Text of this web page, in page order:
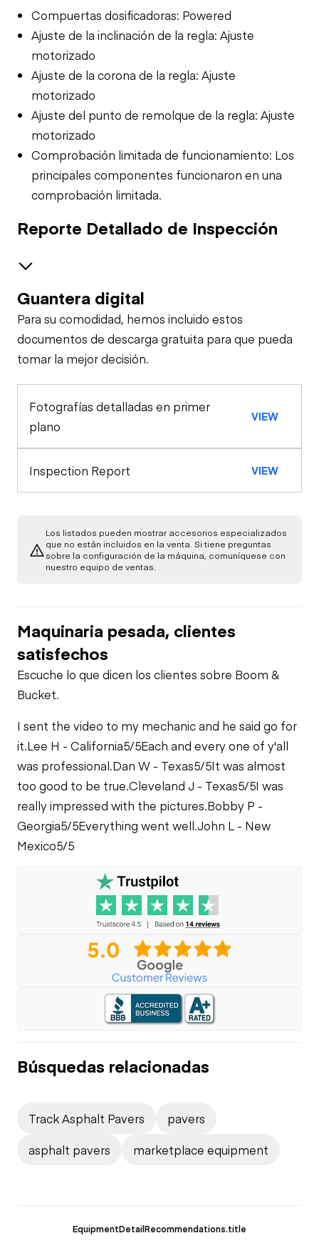
Compuertas dosificadoras: Powered
Ajuste de la inclinación de la regla: Ajuste
motorizado
Ajuste de la corona de la regla: Ajuste
motorizado
Ajuste del punto de remolque de la regla: Ajuste
motorizado
Comprobación limitada de funcionamiento: Los
principales componentes funcionaron en una
comprobación limitada.
Reporte Detallado de Inspección
Safety
Out/Stop
General Appearance
Exterior Lights
Control Station
Warning Lights
Screed Control
Limited Function
Check
Engine
Fuel Leaks
Drivetrain
Transmission
Check
Chassis
Check
Limited Function
Check
Guantera digital
Para su comodidad, hemos incluido estos
documentos de descarga gratuita para que pueda
tomar la mejor decisión.
Fotografías detalladas en primer
plano
VIEW
Inspection Report VIEW
Los listados pueden mostrar accesorios especializados
que no están incluidos en la venta. Si tiene preguntas
sobre la configuración de la máquina, comuníquese con
nuestro equipo de ventas.
Maquinaria pesada, clientes
satisfechos
Escuche lo que dicen los clientes sobre Boom &
Bucket.
I sent the video to my mechanic and he said go for
it.Lee H - California5/5Each and every one of y'all
was professional.Dan W - Texas5/5It was almost
too good to be true.Cleveland J - Texas5/5I was
really impressed with the pictures.Bobby P -
Georgia5/5Everything went well.John L - New
Mexico5/5
Búsquedas relacionadas
Track Asphalt Pavers
pavers
asphalt pavers
marketplace equipment
EquipmentDetailRecommendations.title